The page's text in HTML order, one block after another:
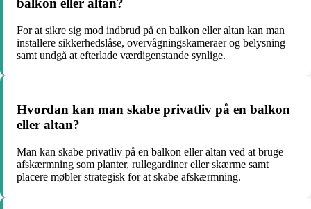
balkon eller altan?
For at sikre sig mod indbrud på en balkon eller altan kan man
installere sikkerhedslåse, overvågningskameraer og belysning
samt undgå at efterlade værdigenstande synlige.
Hvordan kan man skabe privatliv på en balkon
eller altan?
Man kan skabe privatliv på en balkon eller altan ved at bruge
afskærmning som planter, rullegardiner eller skærme samt
placere møbler strategisk for at skabe afskærmning.